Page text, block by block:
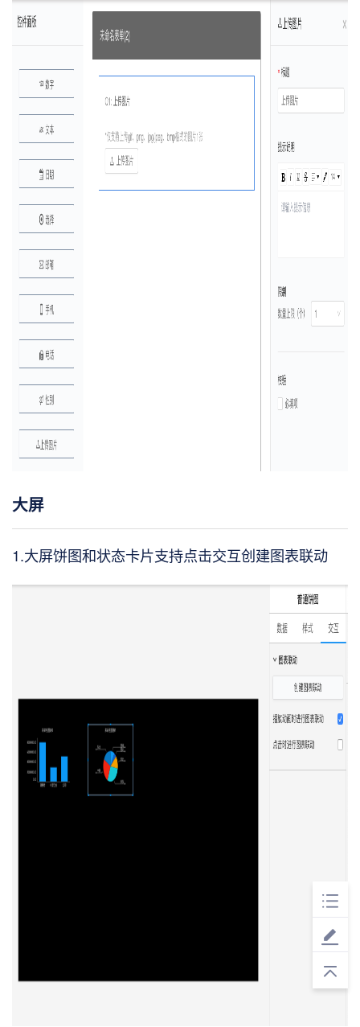
大屏
1.大屏饼图和状态卡片支持点击交互创建图表联动